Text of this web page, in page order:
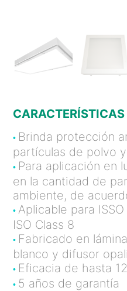
CARACTERÍSTICAS
• Brinda protección
partículas de polvo
• Para aplicación en
en la cantidad de
ambiente, de
• Aplicable para
ISO Class 8
• Fabricado en
blanco y difusor
• Eficacia de hasta
• 5 años de garantía